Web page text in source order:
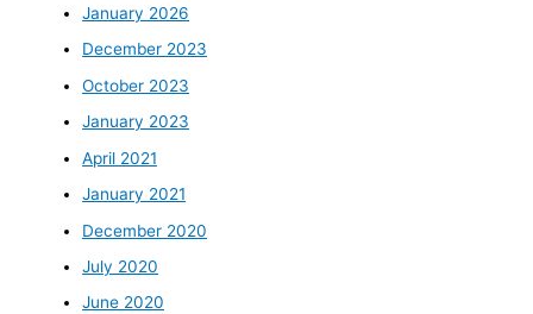
January 2026
December 2023
October 2023
January 2023
April 2021
January 2021
December 2020
July 2020
June 2020